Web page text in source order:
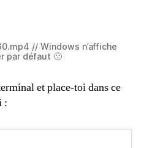
// Windows n’affiche
par défaut 🙁
et place-toi dans ce
: